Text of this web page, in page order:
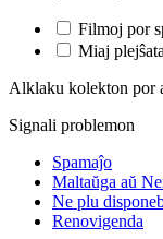
Filmoj por
Miaj
Alklaku kolekton por
Signali problemon
Spamaĵo
Maltaŭga aŭ
Ne plu
Renovigenda